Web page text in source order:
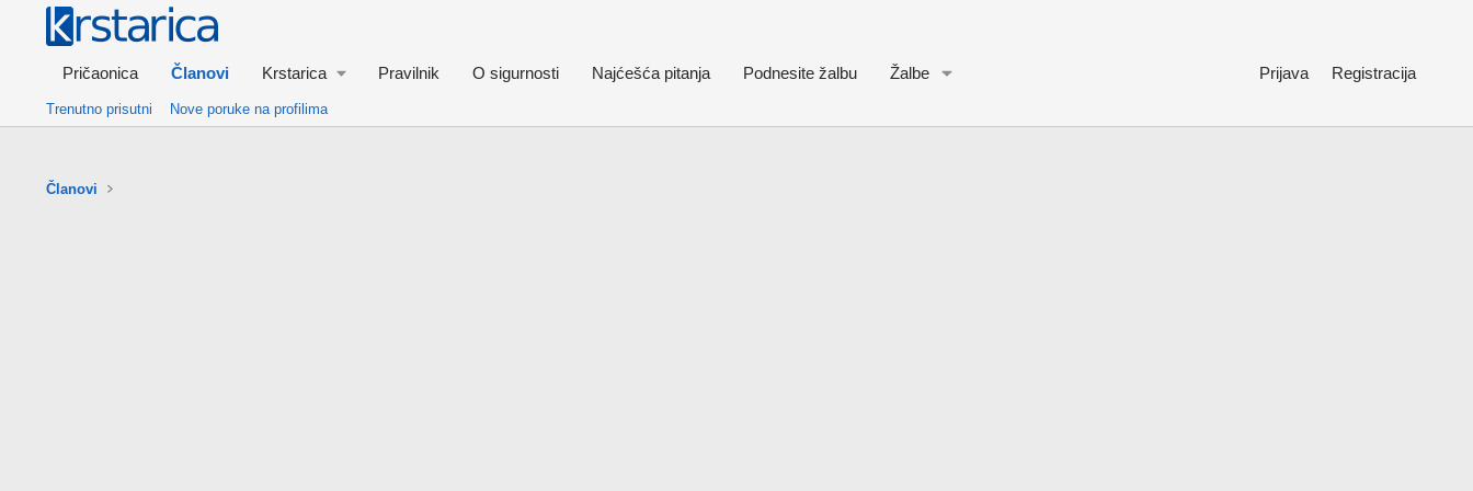
Pričaonica Članovi Krstarica Pravilnik O sigurnosti Najćešća pitanja Podnesite žalbu Žalbe Prijava Registracija
Trenutno prisutni Nove poruke na profilima
Članovi